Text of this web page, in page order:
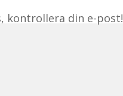
kontrollera din e-post!